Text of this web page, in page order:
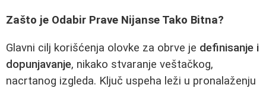
Zašto je Odabir Prave Nijanse Tako Bitna?
Glavni cilj korišćenja olovke za obrve je definisanje i
dopunjavanje, nikako stvaranje veštačkog,
nacrtanog izgleda. Ključ uspeha leži u pronalaženju